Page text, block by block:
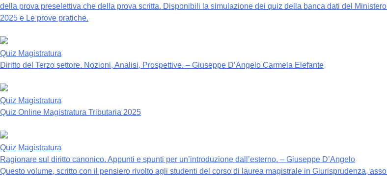
della prova preselettiva che della prova scritta. Disponibili la simulazione dei quiz della banca dati del
2025 e Le prove pratiche.
Quiz Magistratura
Diritto del Terzo settore. Nozioni, Analisi, Prospettive. – Giuseppe D’Angelo Carmela Elefante
Quiz Magistratura
Quiz Online Magistratura Tributaria 2025
Quiz Magistratura
Ragionare sul diritto canonico. Appunti e spunti per un’introduzione dall’esterno. – Giuseppe D’Angelo
Questo volume, scritto con il pensiero rivolto agli studenti del corso di laurea magistrale in Giurisprudenza,